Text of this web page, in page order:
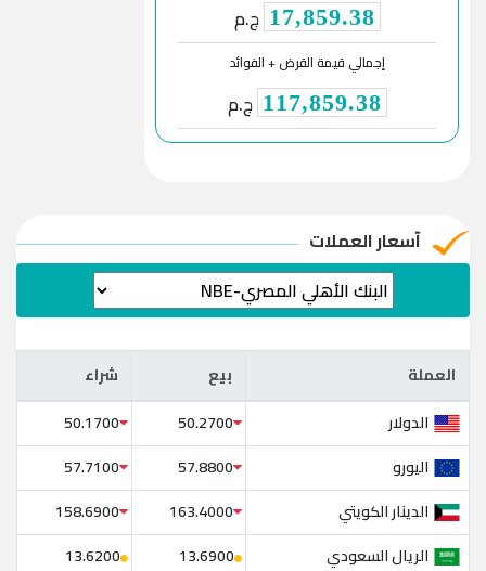
17,859.38 ج.م
إجمالي قيمة القرض + الفوائد
117,859.38 ج.م
آسعار العملات
العملة بيع شراء العملة بيع
شراء
الدولار
50.2700
50.1700
اليورو
57.8800
57.7100
الدينار الكويتي
163.4000
158.6900
الريال السعودي
13.6900
13.6200